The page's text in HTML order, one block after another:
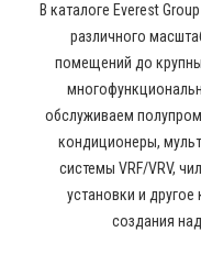
В каталоге Everest
различного
помещений до
обслуживаем
кондиционеры,
системы VRF/VRV,
установки и
создания